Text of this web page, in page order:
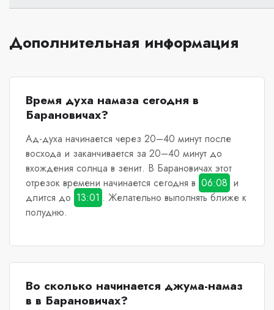
Дополнительная информация
Время духа намаза сегодня в
Барановичах?
Ад-духа начинается через 20–40 минут после
восхода и заканчивается за 20–40 минут до
вхождения солнца в зенит. В Барановичахэтот
отрезок времени начинается сегодня в 06:08 и
длится до 13:01 . Желательно выполнять ближе к
полудню.
Во сколько начинается джума-намаз
в в Барановичах?